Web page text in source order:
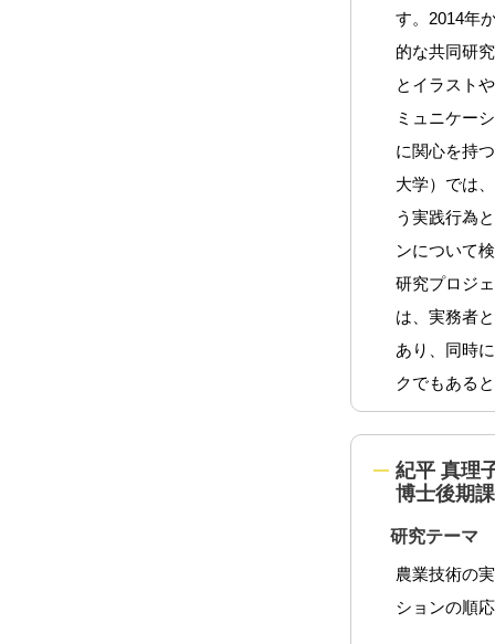
す。2014年
的な共同研
とイラスト
ミュニケー
に関心を持
大学）では
う実践行為
ンについて
研究プロジ
は、実務者
あり、同時
クでもある
紀平 真理
博士後期
研究テーマ
農業技術の
ションの順